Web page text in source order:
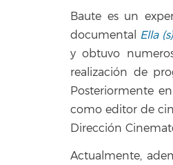
Baute es un
documental Ella
y obtuvo
realización de
Posteriormente
como editor de
Dirección
Actualmente,